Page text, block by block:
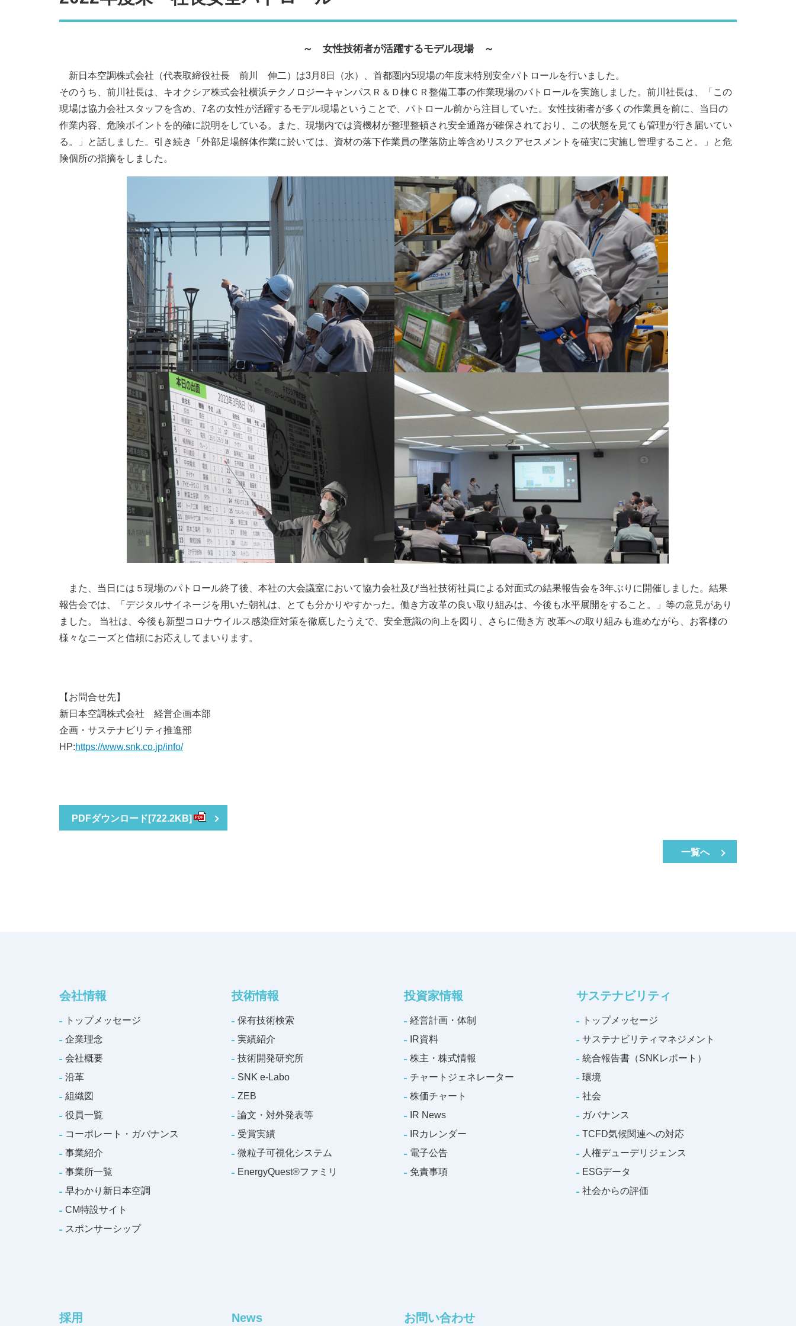
～ 女性技術者が活躍するモデル現場 ～
新日本空調株式会社（代表取締役社長 前川 伸二）は3月8日（水）、首都圏内5現場の年度末特別安全パトロールを行いました。
そのうち、前川社長は、キオクシア株式会社横浜テクノロジーキャンパスＲ＆Ｄ棟ＣＲ整備工事の作業現場のパトロールを実施しました。前川社長は、「この
現場は協力会社スタッフを含め、7名の女性が活躍するモデル現場ということで、パトロール前から注目していた。女性技術者が多くの作業員を前に、当日の
作業内容、危険ポイントを的確に説明をしている。また、現場内では資機材が整理整頓され安全通路が確保されており、この状態を見ても管理が行き届いてい
る。」と話しました。引き続き「外部足場解体作業に於いては、資材の落下作業員の墜落防止等含めリスクアセスメントを確実に実施し管理すること。」と危
険個所の指摘をしました。
また、当日には５現場のパトロール終了後、本社の大会議室において協力会社及び当社技術社員による対面式の結果報告会を3年ぶりに開催しました。結果
報告会では、「デジタルサイネージを用いた朝礼は、とても分かりやすかった。働き方改革の良い取り組みは、今後も水平展開をすること。」等の意見があり
ました。 当社は、今後も新型コロナウイルス感染症対策を徹底したうえで、安全意識の向上を図り、さらに働き方 改革への取り組みも進めながら、お客様の
様々なニーズと信頼にお応えしてまいります。
【お問合せ先】
新日本空調株式会社 経営企画本部
企画・サステナビリティ推進部
HP:https://www.snk.co.jp/info/
PDFダウンロード [722.2KB] PDF
一覧へ
会社情報
トップメッセージ
企業理念
会社概要
沿革
組織図
役員一覧
コーポレート・ガバナンス
事業紹介
事業所一覧
早わかり新日本空調
CM特設サイト
スポンサーシップ
技術情報
保有技術検索
実績紹介
技術開発研究所
SNK e-Labo
ZEB
論文・対外発表等
受賞実績
微粒子可視化システム
EnergyQuest®ファミリ
投資家情報
経営計画・体制
IR資料
株主・株式情報
チャートジェネレーター
株価チャート
IR News
IRカレンダー
電子公告
免責事項
サステナビリティ
トップメッセージ
サステナビリティマネジメント
統合報告書（SNKレポート）
環境
社会
ガバナンス
TCFD気候関連への対応
人権デューデリジェンス
ESGデータ
社会からの評価
採用 News お問い合わせ